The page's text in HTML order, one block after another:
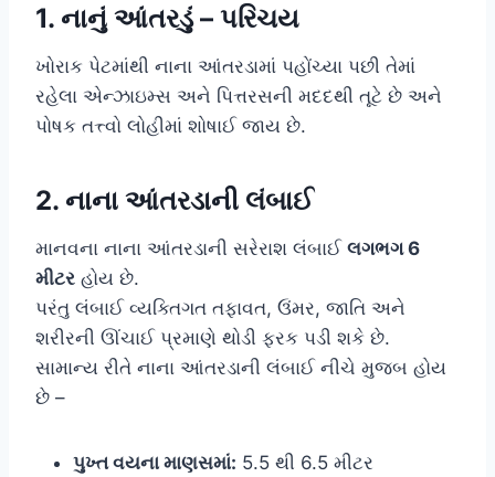
1. નાનું આંતરડું – પરિચય
ખોરાક પેટમાંથી નાના આંતરડામાં પહોંચ્યા પછી તેમાં
રહેલા એન્ઝાઇમ્સ અને પિત્તરસની મદદથી તૂટે છે અને
પોષક તત્ત્વો લોહીમાં શોષાઈ જાય છે.
2. નાના આંતરડાની લંબાઈ
માનવના નાના આંતરડાની સરેરાશ લંબાઈ લગભગ 6
મીટર હોય છે.
પરંતુ લંબાઈ વ્યક્તિગત તફાવત, ઉંમર, જાતિ અને
શરીરની ઊંચાઈ પ્રમાણે થોડી ફરક પડી શકે છે.
સામાન્ય રીતે નાના આંતરડાની લંબાઈ નીચે મુજબ હોય
છે –
પુખ્ત વયના માણસમાં: 5.5 થી 6.5 મીટર